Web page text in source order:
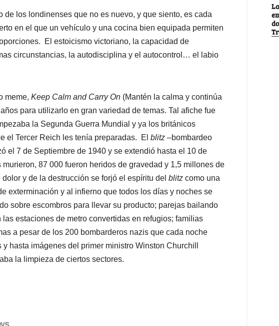
de los londinenses que no es nuevo, y que siento, es cada
en el que un vehículo y una cocina bien equipada permiten
El estoicismo victoriano, la capacidad de
circunstancias, la autodisciplina y el autocontrol… el labio
meme, Keep Calm and Carry On (Mantén la calma y continúa
para utilizarlo en gran variedad de temas. Tal afiche fue
la Segunda Guerra Mundial y ya los británicos
el Tercer Reich les tenía preparadas. El blitz –bombardeo
el 7 de Septiembre de 1940 y se extendió hasta el 10 de
87 000 fueron heridos de gravedad y 1,5 millones de
y de la destrucción se forjó el espíritu del blitz como una
exterminación y al infierno que todos los días y noches se
sobre escombros para llevar su producto; parejas bailando
estaciones de metro convertidas en refugios; familias
a pesar de los 200 bombarderos nazis que cada noche
hasta imágenes del primer ministro Winston Churchill
la limpieza de ciertos sectores.